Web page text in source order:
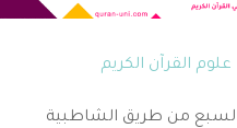
علوم القرآن الكريم
السبع من طريق الشاطبية